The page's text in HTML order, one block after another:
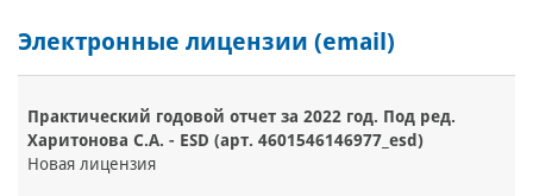
Электронные лицензии (email)
Практический годовой отчет за 2022 год. Под ред.
Харитонова С.А. - ESD (арт. 4601546146977_esd)
Новая лицензия